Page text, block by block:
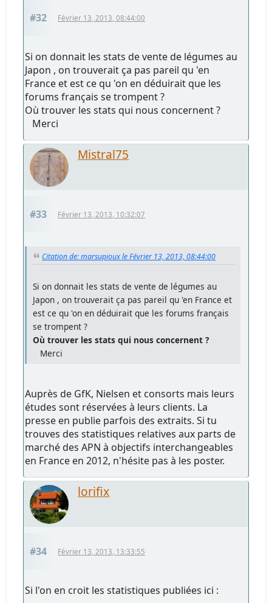
#32 Février 13, 2013, 08:44:00
Si on donnait les stats de vente de légumes au
Japon , on trouverait ça pas pareil qu 'en
France et est ce qu 'on en déduirait que les
forums français se trompent ?
Où trouver les stats qui nous concernent ?
Merci
Mistral75
#33 Février 13, 2013, 10:32:07
Citation de: marsupioux le Février 13, 2013, 08:44:00
Si on donnait les stats de vente de légumes au
Japon , on trouverait ça pas pareil qu 'en France et
est ce qu 'on en déduirait que les forums français
se trompent ?
Où trouver les stats qui nous concernent ?
Merci
Auprès de GfK, Nielsen et consorts mais leurs
études sont réservées à leurs clients. La
presse en publie parfois des extraits. Si tu
trouves des statistiques relatives aux parts de
marché des APN à objectifs interchangeables
en France en 2012, n'hésite pas à les poster.
lorifix
#34 Février 13, 2013, 13:33:55
Si l'on en croit les statistiques publiées ici :